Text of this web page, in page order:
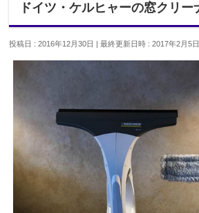
ドイツ・ケルヒャーの窓クリ
投稿日 : 2016年12月30日 最終更新日時 : 2017年2月5日